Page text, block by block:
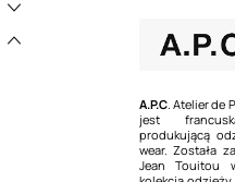
A.P.C. Atelier de
jest
produkującą
wear. Została
Jean Touitou